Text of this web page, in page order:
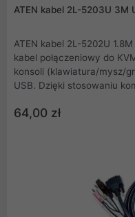
ATEN kabel 2L-5203U 3M
ATEN kabel 2L-5202U
kabel połączeniowy do
konsoli (klawiatura/mysz/
USB. Dzięki stosowaniu kompatybilnych urządzeń firmy ATEN
64,00 zł